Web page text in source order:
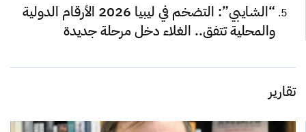
“الشايبي”: التضخم في ليبيا 2026 الأرقام الدولية
والمحلية تتفق.. الغلاء دخل مرحلة جديدة
تقارير